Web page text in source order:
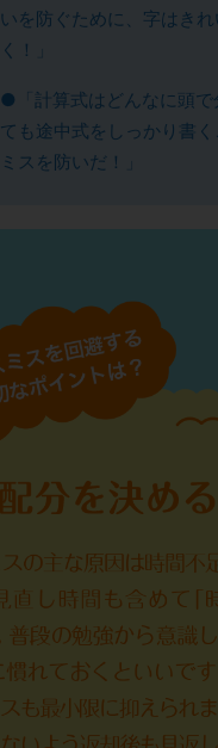
いを防ぐために、字はきれ
く！」
●「計算式はどんなに頭で
ても途中式をしっかり書
ミスを防いだ！」